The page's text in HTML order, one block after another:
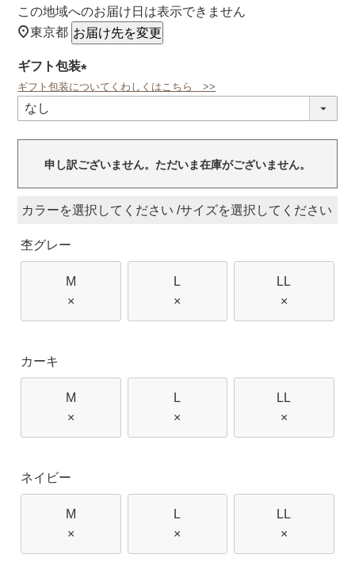
この地域へのお届け日は表示できません
東京都 お届け先を変更
ギフト包装
(必
ギフト包装についてくわしくはこちら >>
申し訳ございません。ただいま在庫がございません。
カラー サイズ
杢グレー
M
×
L
×
LL
×
カーキ
M
×
L
×
LL
×
ネイビー
M
×
L
×
LL
×